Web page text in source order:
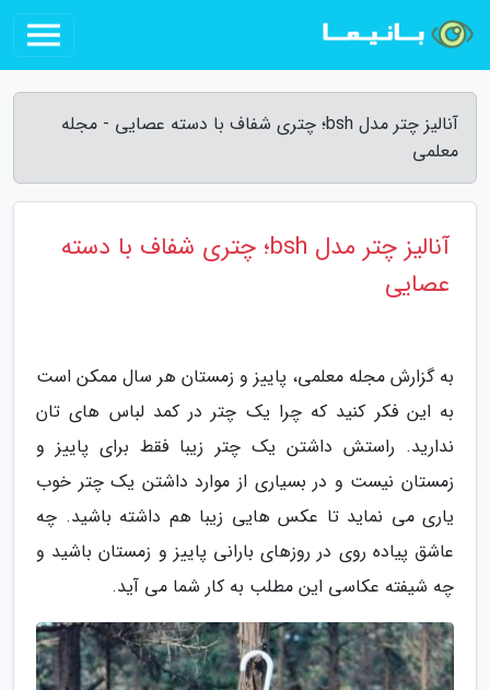
آنالیز چتر مدل bsh؛ چتری شفاف با دسته عصایی - مجله
معلمی
آنالیز چتر مدل bsh؛ چتری شفاف با دسته
عصایی
به گزارش مجله معلمی، پاییز و زمستان هر سال ممکن است
به این فکر کنید که چرا یک چتر در کمد لباس های تان
ندارید. راستش داشتن یک چتر زیبا فقط برای پاییز و
زمستان نیست و در بسیاری از موارد داشتن یک چتر خوب
یاری می نماید تا عکس هایی زیبا هم داشته باشید. چه
عاشق پیاده روی در روزهای بارانی پاییز و زمستان باشید و
چه شیفته عکاسی این مطلب به کار شما می آید.